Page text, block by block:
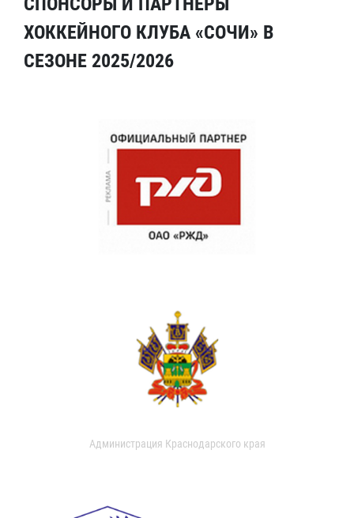
ХОККЕЙНОГО КЛУБА «СОЧИ» В
СЕЗОНЕ 2025/2026
Администрация Краснодарского края